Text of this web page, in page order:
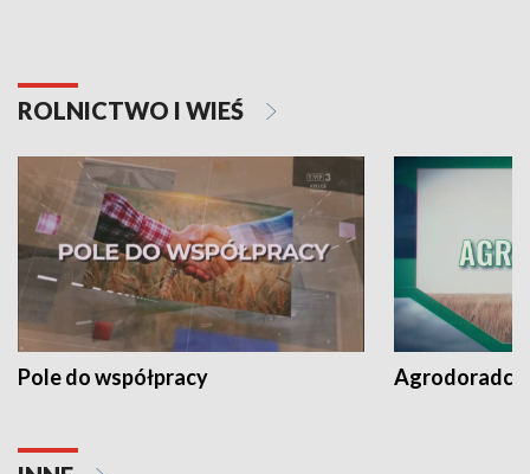
ROLNICTWO I WIEŚ
Pole do współpracy Agrodoradcy